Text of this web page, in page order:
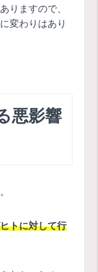
りますので、
変わりはあり
悪影響
トに対して行